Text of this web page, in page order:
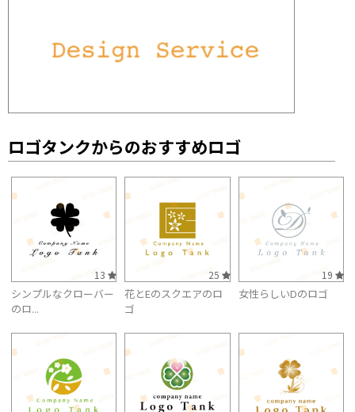
ロゴタンクからのおすすめロゴ
13
シンプルなクローバー
のロ...
25
花とEのスクエアのロ
ゴ
19
女性らしいDのロゴ